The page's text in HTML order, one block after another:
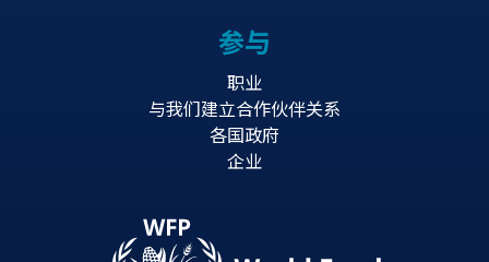
参与
职业
与我们建立合作伙伴关系
各国政府
企业